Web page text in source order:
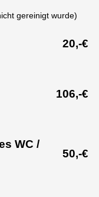
gereinigt wurde)
20,-€
106,-€
WC /
50,-€